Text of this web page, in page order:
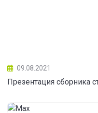
09.08.2021
Презентация сборника